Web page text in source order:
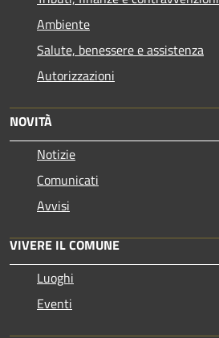
Ambiente
Salute, benessere e assistenza
Autorizzazioni
NOVITÀ
Notizie
Comunicati
Avvisi
VIVERE IL COMUNE
Luoghi
Eventi